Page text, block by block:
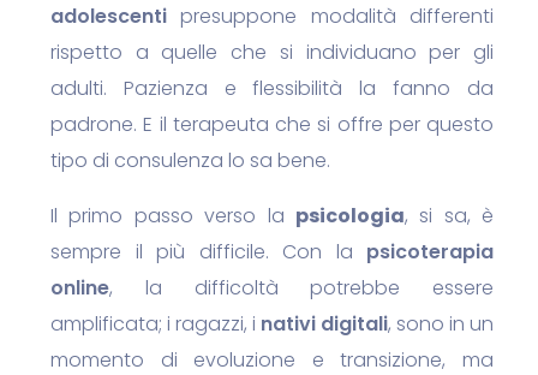
adolescenti presuppone modalità differenti
rispetto a quelle che si individuano per gli
adulti. Pazienza e flessibilità la fanno da
padrone. E il terapeuta che si offre per questo
tipo di consulenza lo sa bene.
Il primo passoverso la psicologia, si sa, è
sempre il più difficile. Con la psicoterapia
online, la difficoltà potrebbe essere
amplificata; i ragazzi, i nativi digitali, sono in un
momento di evoluzione e transizione, ma